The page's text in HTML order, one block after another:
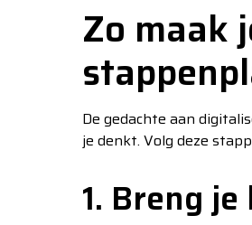
Zo maak
De gedachte aan
je denkt. Volg deze
1. Breng